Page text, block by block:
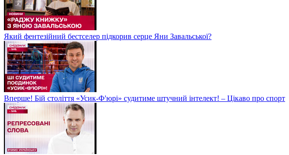
Який фентезійний бестселер підкорив серце Яни Завальської?
Вперше! Бій століття «Усик-Ф'юрі» судитиме штучний інтелект! – Цікаво про спорт